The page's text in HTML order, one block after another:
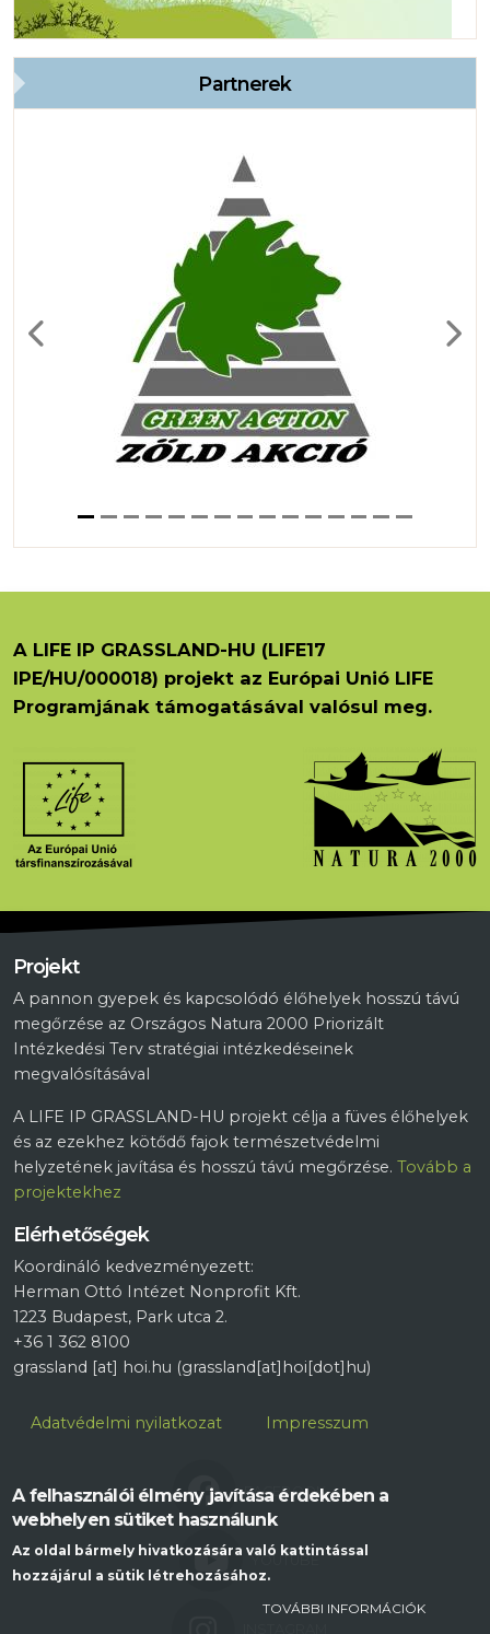
Partnerek
Previous Next
A LIFE IP GRASSLAND-HU (LIFE17
IPE/HU/000018) projekt az Európai Unió LIFE
Programjának támogatásával valósul meg.
Projekt
A pannon gyepek és kapcsolódó élőhelyek hosszú távú
megőrzése az Országos Natura 2000 Priorizált
Intézkedési Terv stratégiai intézkedéseinek
megvalósításával
A LIFE IP GRASSLAND-HU projekt célja a füves élőhelyek
és az ezekhez kötődő fajok természetvédelmi
helyzetének javítása és hosszú távú megőrzése. Tovább a
projektekhez
Elérhetőségek
Koordináló kedvezményezett:
Herman Ottó Intézet Nonprofit Kft.
1223 Budapest, Park utca 2.
+36 1 362 8100
grassland [at] hoi.hu (grassland[at]hoi[dot]hu)
Lábléc
Adatvédelmi nyilatkozat Impresszum
FACEBOOK
YOUTUBE
A felhasználói élmény javítása érdekében a
webhelyen sütiket használunk
Az oldal bármely hivatkozására való kattintással
hozzájárul a sütik létrehozásához.
TOVÁBBI INFORMÁCIÓK